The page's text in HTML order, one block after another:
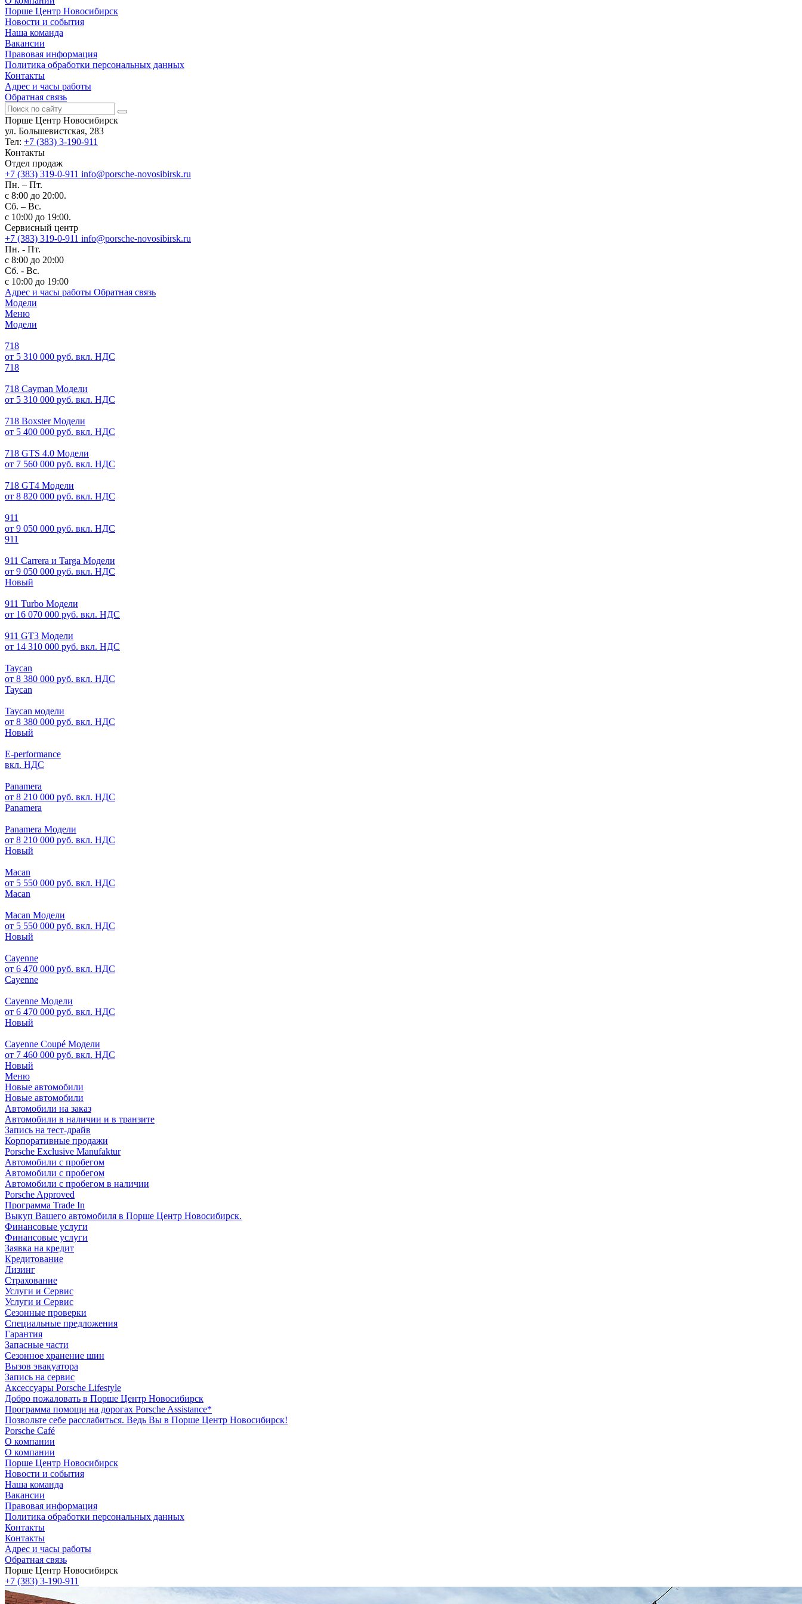
Порше Центр Новосибирск
Новости и события
Наша команда
Вакансии
Правовая информация
Политика обработки персональных данных
Контакты
Адрес и часы работы
Обратная связь
Порше Центр Новосибирск
ул. Большевистская, 283
Тел: +7 (383) 3-190-911
Контакты
Отдел продаж
+7 (383) 319-0-911 info@porsche-novosibirsk.ru
Пн. – Пт.
с 8:00 до 20:00.
Сб. – Вс.
с 10:00 до 19:00.
Сервисный центр
+7 (383) 319-0-911 info@porsche-novosibirsk.ru
Пн. - Пт.
с 8:00 до 20:00
Сб. - Вс.
с 10:00 до 19:00
Адрес и часы работы Обратная связь
Модели
Меню
Модели
718
от 5 310 000 руб. вкл. НДС
718
718 Cayman Модели
от 5 310 000 руб. вкл. НДС
718 Boxster Модели
от 5 400 000 руб. вкл. НДС
718 GTS 4.0 Модели
от 7 560 000 руб. вкл. НДС
718 GT4 Модели
от 8 820 000 руб. вкл. НДС
911
от 9 050 000 руб. вкл. НДС
911
911 Carrera и Targa Модели
от 9 050 000 руб. вкл. НДС
Новый
911 Turbo Модели
от 16 070 000 руб. вкл. НДС
911 GT3 Модели
от 14 310 000 руб. вкл. НДС
Taycan
от 8 380 000 руб. вкл. НДС
Taycan
Taycan модели
от 8 380 000 руб. вкл. НДС
Новый
E-performance
вкл. НДС
Panamera
от 8 210 000 руб. вкл. НДС
Panamera
Panamera Модели
от 8 210 000 руб. вкл. НДС
Новый
Macan
от 5 550 000 руб. вкл. НДС
Macan
Macan Модели
от 5 550 000 руб. вкл. НДС
Новый
Cayenne
от 6 470 000 руб. вкл. НДС
Cayenne
Cayenne Модели
от 6 470 000 руб. вкл. НДС
Новый
Cayenne Coupé Модели
от 7 460 000 руб. вкл. НДС
Новый
Меню
Новые автомобили
Новые автомобили
Автомобили на заказ
Автомобили в наличии и в транзите
Запись на тест-драйв
Корпоративные продажи
Porsche Exclusive Manufaktur
Автомобили с пробегом
Автомобили с пробегом
Автомобили с пробегом в наличии
Porsche Approved
Программа Trade In
Выкуп Вашего автомобиля в Порше Центр Новосибирск.
Финансовые услуги
Финансовые услуги
Заявка на кредит
Кредитование
Лизинг
Страхование
Услуги и Сервис
Услуги и Сервис
Сезонные проверки
Специальные предложения
Гарантия
Запасные части
Сезонное хранение шин
Вызов эвакуатора
Запись на сервис
Аксессуары Porsche Lifestyle
Добро пожаловать в Порше Центр Новосибирск
Программа помощи на дорогах Porsche Assistance*
Позвольте себе расслабиться. Ведь Вы в Порше Центр Новосибирск!
Porsche Café
О компании
О компании
Порше Центр Новосибирск
Новости и события
Наша команда
Вакансии
Правовая информация
Политика обработки персональных данных
Контакты
Контакты
Адрес и часы работы
Обратная связь
Порше Центр Новосибирск
+7 (383) 3-190-911